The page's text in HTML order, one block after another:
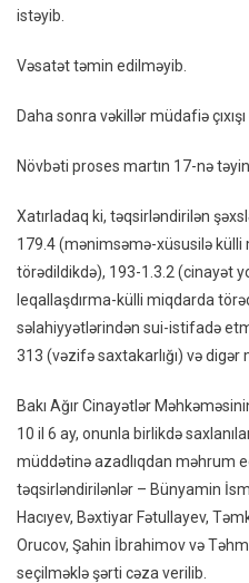
istəyib.
Vəsatət təmin edilməyib.
Daha sonra vəkillər müdafiə çıxışı
Növbəti proses martın 17-nə
Xatırladaq ki, təqsirləndirilən
179.4 (mənimsəmə-xüsusilə
törədildikdə), 193-1.3.2 (cinayət
leqallaşdırma-külli miqdarda
səlahiyyətlərindən sui-istifadə
313 (vəzifə saxtakarlığı) və
Bakı Ağır Cinayətlər
10 il 6 ay, onunla birlikdə
müddətinə azadlıqdan məhrum
təqsirləndirilənlər – Bünyamin
Hacıyev, Bəxtiyar Fətullayev,
Orucov, Şahin İbrahimov və
seçilməklə şərti cəza verilib.